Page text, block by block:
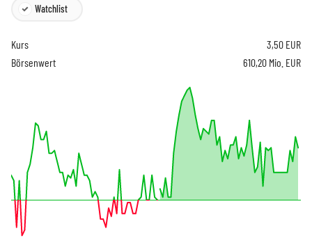
Watchlist
Kurs 3,50 EUR
Börsenwert
610,20 Mio. EUR